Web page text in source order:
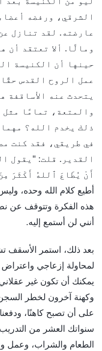
الشرقي، ورفضه
عارضته. لقد تنازل
ومالًا. ألا تعتقد أن
حينها أن الكنيسة
عمل الروح القدس
يتحدث عنه الأساقفة
والمتعة، تمامًا
ذلك يخدم الله؟
في طريقي، فقد كنت
القدير. قلت: "يقول
أَنْ يُطَاعَ ٱللهُ أَكْثَرَ
أطيع كلام الله وحده،
هذه الفكرة وتتوقف عن
أنني لن أستمع إليه.
بعد ذلك، استمر الأسقف
لمحاولة إزعاجي
يمكنك أن تكون غير
وكهنة آخرون لخطر
على أن تصبح كاهنًا،
سنواتك العشر من التدريب
الطعام والشراب، وعمل